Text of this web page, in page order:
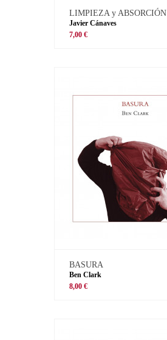
LIMPIEZA y ABSORCIÓN
Javier Cánaves
7,00 €
BASURA
Ben Clark
8,00 €